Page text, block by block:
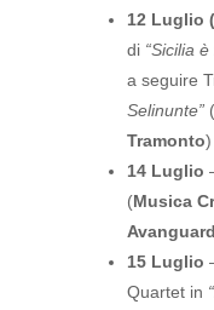
12 Luglio
di “Sicilia
a seguire
Selinunte” (
Tramonto)
14 Luglio
(Musica
15 Luglio
Quartet in